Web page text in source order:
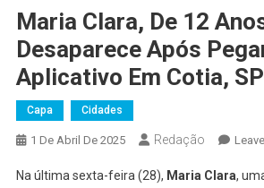
Maria Clara, De 12
Desaparece Após
Aplicativo Em Cotia, SP
Capa Cidades
1 De Abril De 2025 Redação
Na última sexta-feira (28), Maria Clara,